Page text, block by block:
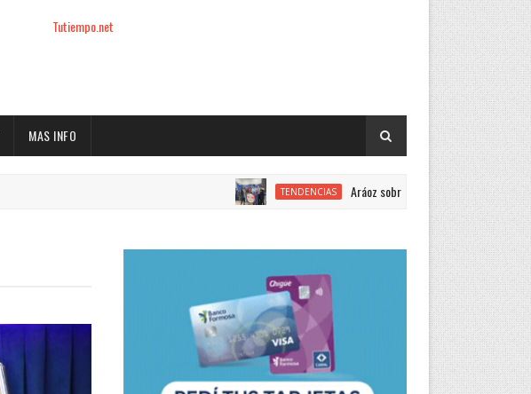
Tutiempo.net
MAS INFO
TENDENCIAS Aráoz sobre la Feria de Ciencias: “Año a año mejora